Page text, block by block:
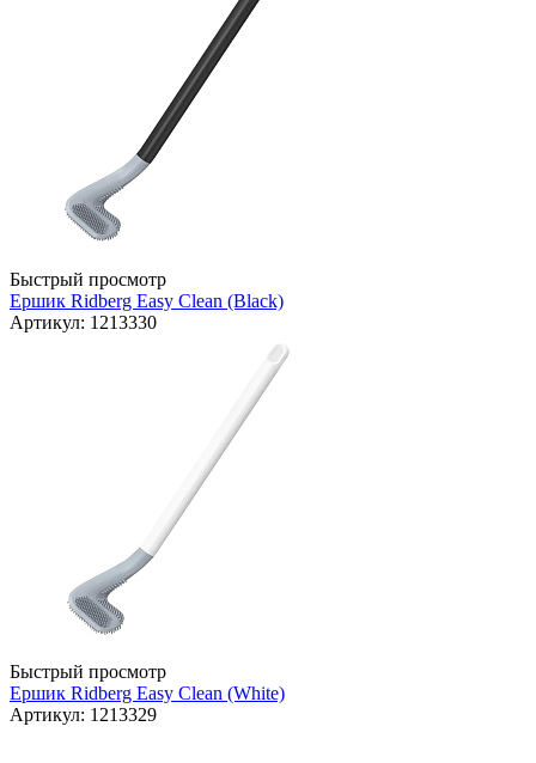
Быстрый просмотр
Ершик Ridberg Easy Clean (Black)
Артикул: 1213330
Быстрый просмотр
Ершик Ridberg Easy Clean (White)
Артикул: 1213329